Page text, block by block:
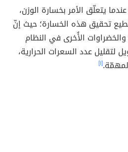
يتعلّق الأمر بخسارة الوزن،
تحقيق هذه الخسارة؛ حيث إنّ
الأُخرى في النظام
لتقليل عدد السعرات الحرارية،
[١]